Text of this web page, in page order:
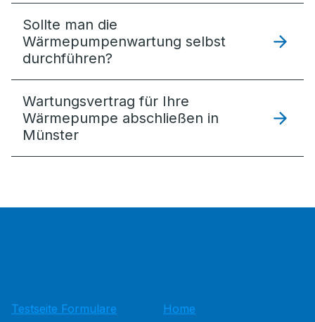
Sollte man die
Wärmepumpenwartung selbst
durchführen?
Wartungsvertrag für Ihre
Wärmepumpe abschließen in
Münster
Testseite Formulare
Home